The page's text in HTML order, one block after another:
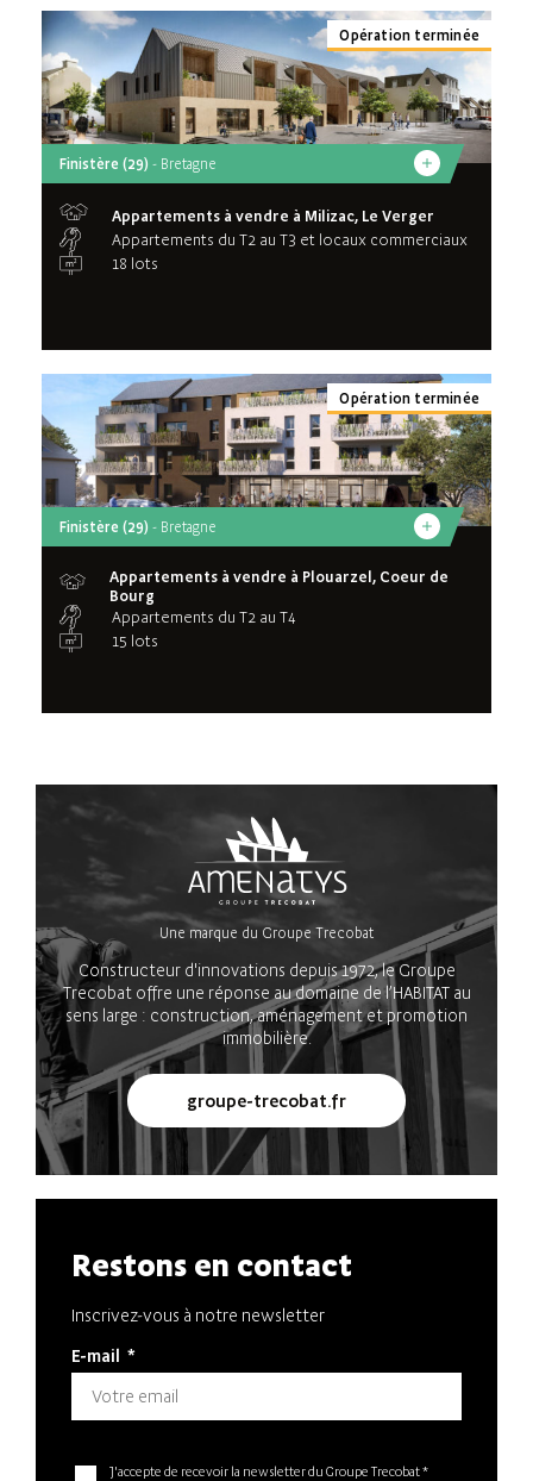
Opération terminée
Finistère (29) - Bretagne
Appartements à vendre à Milizac, Le Verger
Appartements du T2 au T3 et locaux commerciaux
18 lots
Opération terminée
Finistère (29) - Bretagne
Appartements à vendre à Plouarzel, Coeur de
Bourg
Appartements du T2 au T4
15 lots
Une marque du Groupe Trecobat
Constructeur d'innovations depuis 1972, le Groupe
Trecobat offre une réponse au domaine de l’HABITAT au
sens large : construction, aménagement et promotion
immobilière.
groupe-trecobat.fr
Restons en contact
Inscrivez-vous à notre newsletter
E-mail *
J'accepte de recevoir la newsletter du Groupe Trecobat *